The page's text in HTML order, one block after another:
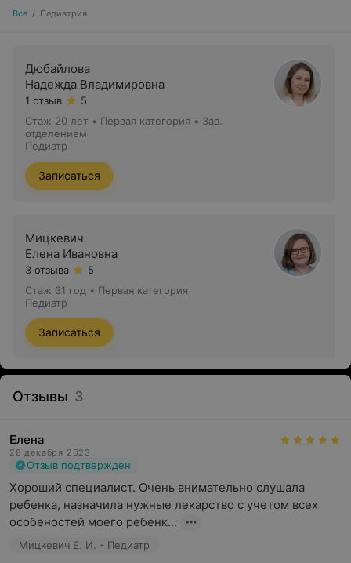
Все / Педиатрия
Дюбайлова
Надежда Владимировна
1 отзыв
5
Стаж 20 лет • Первая категория • Зав.
отделением
Педиатр
Записаться
Мицкевич
Елена Ивановна
3 отзыва
5
Стаж 31 год • Первая категория
Педиатр
Записаться
Отзывы 3
Елена
28 декабря 2023
Отзыв подтвержден
Хороший специалист. Очень внимательно слушала
ребенка, назначила нужные лекарство с учетом всех
особеностей моего ребенк...
Мицкевич Е. И. - Педиатр